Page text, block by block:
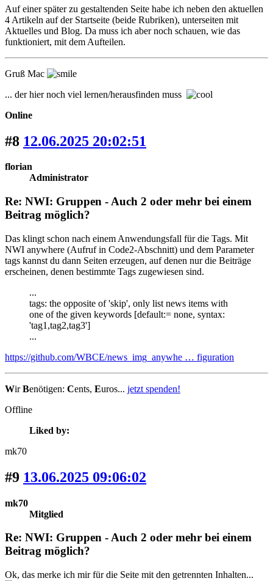
Auf einer später zu gestaltenden Seite habe ich neben den aktuellen
4 Artikeln auf der Startseite (beide Rubriken), unterseiten mit
Aktuelles und Blog. Da muss ich aber noch schauen, wie das
funktioniert, mit dem Aufteilen.
Gruß Mac
... der hier noch viel lernen/herausfinden muss
Online
#8 12.06.2025 20:02:51
florian
Administrator
Re: NWI: Gruppen - Auch 2 oder mehr bei einem
Beitrag möglich?
Das klingt schon nach einem Anwendungsfall für die Tags. Mit
NWI anywhere (Aufruf in Code2-Abschnitt) und dem Parameter
tags kannst du dann Seiten erzeugen, auf denen nur die Beiträge
erscheinen, denen bestimmte Tags zugewiesen sind.
...
tags: the opposite of 'skip', only list news items with
one of the given keywords [default:= none, syntax:
'tag1,tag2,tag3']
...
https://github.com/WBCE/news_img_anywhe … figuration
WirBenötigen: Cents, Euros... jetzt spenden!
Offline
Liked by:
mk70
#9 13.06.2025 09:06:02
mk70
Mitglied
Re: NWI: Gruppen - Auch 2 oder mehr bei einem
Beitrag möglich?
Ok, das merke ich mir für die Seite mit den getrennten Inhalten...